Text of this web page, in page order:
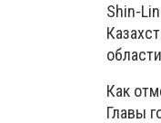
Shin-
Как
Главы